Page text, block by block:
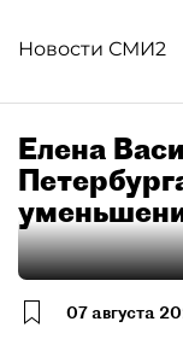
Новости СМИ2
Елена
07 августа